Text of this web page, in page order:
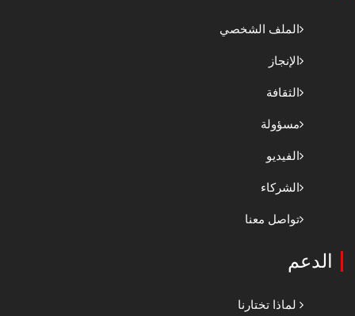
الملف الشخصي
الإنجاز
الثقافة
مسؤولة
الفيديو
الشركاء
تواصل معنا
الدعم
لماذا تختارنا